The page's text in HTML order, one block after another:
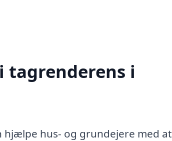
tagrenderens i
hjælpe hus- og grundejere med at